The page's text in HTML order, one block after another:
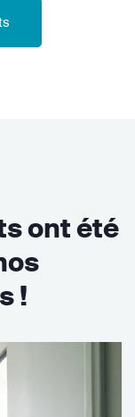
ont été
!